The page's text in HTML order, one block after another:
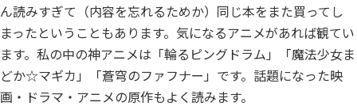
ん読みすぎて（内容を忘れるためか）同じ本をまた買ってし
まったということもあります。気になるアニメがあれば観てい
ます。私の中の神アニメは「輪るピングドラム」「魔法少女ま
どか☆マギカ」「蒼穹のファフナー」です。話題になった映
画・ドラマ・アニメの原作もよく読みます。